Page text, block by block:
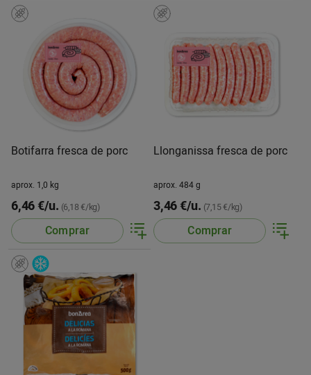
Botifarra fresca de porc
aprox. 1,0 kg
6,46 €/u. (6,18 €/kg)
Comprar
Llonganissa fresca de porc
aprox. 484 g
3,46 €/u. (7,15 €/kg)
Comprar